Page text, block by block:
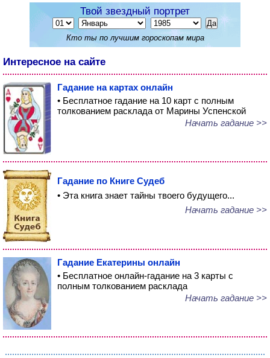
Твой звездный портрет
Кто ты по лучшим гороскопам мира
Интересное на сайте
Гадание на картах онлайн
• Бесплатное гадание на 10 карт с полным
толкованием расклада от Марины Успенской
Начать гадание >>
Гадание по Книге Судеб
• Эта книга знает тайны твоего будущего...
Начать гадание >>
Гадание Екатерины онлайн
• Бесплатное онлайн-гадание на 3 карты с
полным толкованием расклада
Начать гадание >>